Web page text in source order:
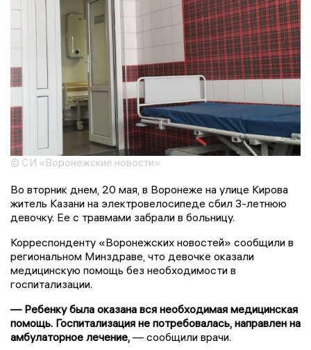
© СИ «Воронежские новости»
Во вторник днем, 20 мая, в Воронеже на улице Кирова
житель Казани на электровелосипеде сбил 3-летнюю
девочку. Ее с травмами забрали в больницу.
Корреспонденту «Воронежских новостей» сообщили в
региональном Минздраве, что девочке оказали
медицинскую помощь без необходимости в
госпитализации.
— Ребенку была оказана вся необходимая медицинская
помощь. Госпитализация не потребовалась, направлен на
амбулаторное лечение, — сообщили врачи.